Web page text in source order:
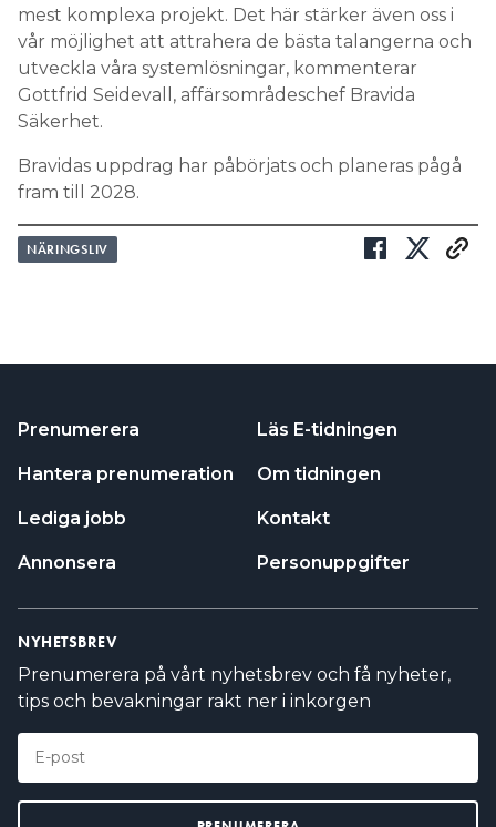
mest komplexa projekt. Det här stärker även oss i
vår möjlighet att attrahera de bästa talangerna och
utveckla våra systemlösningar, kommenterar
Gottfrid Seidevall, affärsområdeschef Bravida
Säkerhet.
Bravidas uppdrag har påbörjats och planeras pågå
fram till 2028.
NÄRINGSLIV
Prenumerera
Hantera prenumeration
Lediga jobb
Annonsera
Läs E-tidningen
Om tidningen
Kontakt
Personuppgifter
NYHETSBREV
Prenumerera på vårt nyhetsbrev och få nyheter,
tips och bevakningar rakt ner i inkorgen